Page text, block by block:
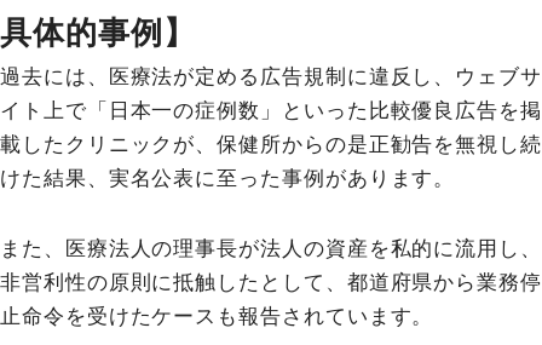
具体的事例】
過去には、医療法が定める広告規制に違反し、ウェブサ
イト上で「日本一の症例数」といった比較優良広告を掲
載したクリニックが、保健所からの是正勧告を無視し続
けた結果、実名公表に至った事例があります。
また、医療法人の理事長が法人の資産を私的に流用し、
非営利性の原則に抵触したとして、都道府県から業務停
止命令を受けたケースも報告されています。